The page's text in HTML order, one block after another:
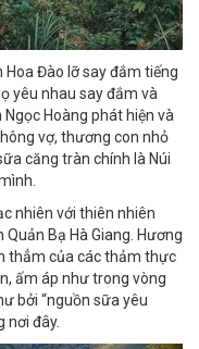
Đào lỡ say đắm tiếng
yêu nhau say đắm và
Hoàng phát hiện và
vợ, thương con nhỏ
căng tràn chính là Núi
nhiên với thiên nhiên
Quản Bạ Hà Giang . Hương
thẳm của các thảm thực
ấm áp như trong vòng
bởi “nguồn sữa yêu
nơi đây.